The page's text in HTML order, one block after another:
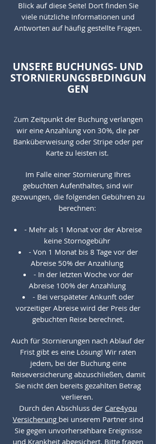
Blick auf diese Seite! Dort finden Sie
viele nützliche Informationen und
Antworten auf häufig gestellte Fragen.
UNSERE BUCHUNGS- UND
STORNIERUNGSBEDINGUN
GEN
Zum Zeitpunkt der Buchung verlangen
wir eine Anzahlung von 30%, die per
Banküberweisung oder Stripe oder per
Karte zu leisten ist.
Im Falle einer Stornierung Ihres
gebuchten Aufenthaltes, sind wir
gezwungen, die folgenden Gebühren zu
berechnen:
- Mehr als 1 Monat vor der Abreise
keine Stornogebühr
- Von 1 Monat bis 8 Tage vor der
Abreise 50% der Anzahlung
- In der letzten Woche vor der
Abreise 100% der Anzahlung
- Bei verspäteter Ankunft oder
vorzeitiger Abreise wird der Preis der
gebuchten Reise berechnet.
Auch für Stornierungen nach Ablauf der
Frist gibt es eine Lösung! Wir raten
jedem, bei der Buchung eine
Reiseversicherung abzuschließen, damit
Sie nicht den bereits gezahlten Betrag
verlieren.
Durch den Abschluss der Care4you
Versicherung bei unserem Partner sind
Sie gegen unvorhersehbare Ereignisse
und Krankheit abgesichert. Bitte fragen